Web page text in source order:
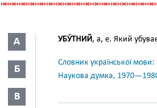
А
Б
В
УБУ́ТНИЙ, а, е. Який
Словник української
Наукова думка,